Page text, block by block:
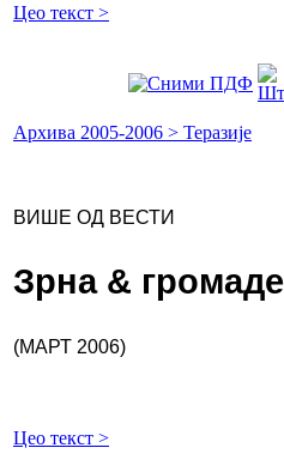
Цео текст >
Архива 2005-2006 > Теразије
ВИШЕ ОД ВЕСТИ
Зрна & громаде
(МАРТ 2006)
Цео текст >